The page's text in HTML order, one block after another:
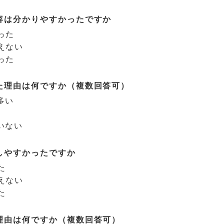
は分かりやすかったですか
た
ない
た
由は何ですか（複数回答可）
い
ない
やすかったですか
ない
は何ですか（複数回答可）